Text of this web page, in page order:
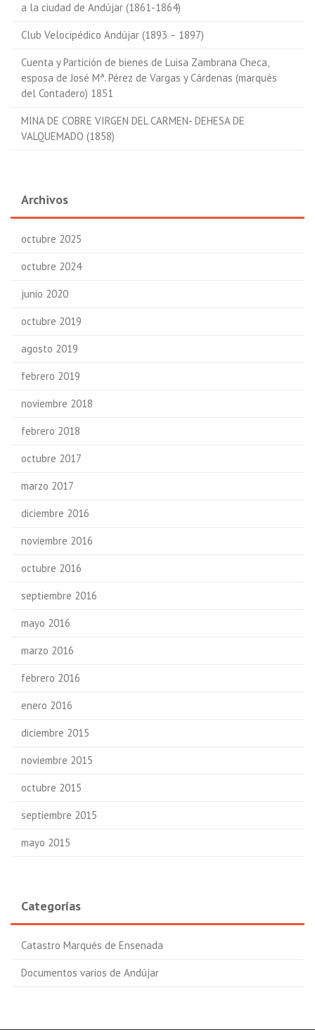
a la ciudad de Andújar (1861-1864)
Club Velocipédico Andújar (1893 – 1897)
Cuenta y Partición de bienes de Luisa Zambrana Checa,
esposa de José Mª. Pérez de Vargas y Cárdenas (marqués
del Contadero) 1851
MINA DE COBRE VIRGEN DEL CARMEN- DEHESA DE
VALQUEMADO (1858)
Archivos
octubre 2025
octubre 2024
junio 2020
octubre 2019
agosto 2019
febrero 2019
noviembre 2018
febrero 2018
octubre 2017
marzo 2017
diciembre 2016
noviembre 2016
octubre 2016
septiembre 2016
mayo 2016
marzo 2016
febrero 2016
enero 2016
diciembre 2015
noviembre 2015
octubre 2015
septiembre 2015
mayo 2015
Categorías
Catastro Marqués de Ensenada
Documentos varios de Andújar